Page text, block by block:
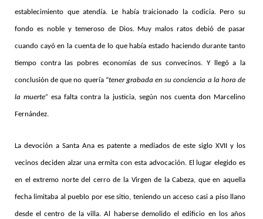
establecimiento que atendía. Le había traicionado la codicia. Pero su
fondo es noble y temeroso de Dios. Muy malos ratos debió de pasar
cuando cayó en la cuenta de lo que había estado haciendo durante tanto
tiempo contra las pobres economías de sus convecinos. Y llegó a la
conclusión de que no quería “tener grabada en su conciencia a la hora de
la muerte”esa falta contra la justicia, según nos cuenta don Marcelino
Fernández.
La devoción a Santa Ana es patente a mediados de este siglo XVII y los
vecinos deciden alzar una ermita con esta advocación. El lugar elegido es
en el extremo norte del cerro de la Virgen de la Cabeza, que en aquella
fecha limitaba al pueblo por ese sitio, teniendo un acceso casi a piso llano
desde el centro de la villa. Al haberse demolido el edificio en los años